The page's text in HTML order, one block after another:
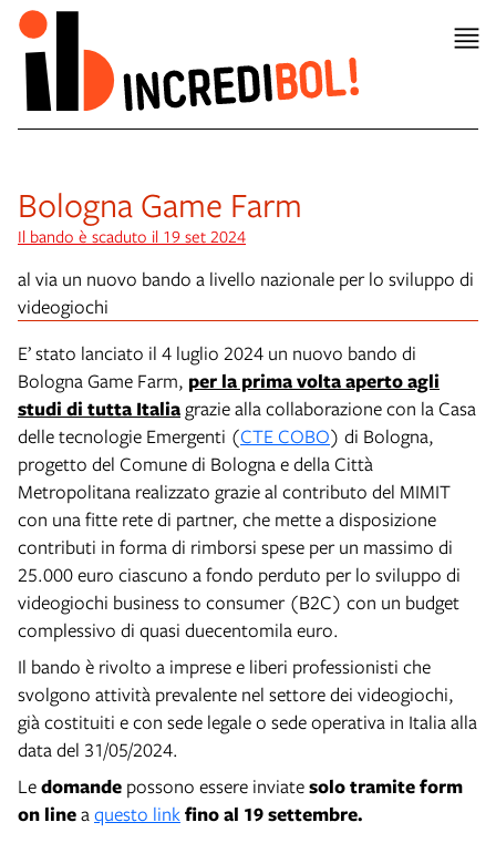
Bologna Game Farm
Il bando è scaduto il 19 set 2024
al via un nuovo bando a livello nazionale per lo sviluppo di
videogiochi
E’ stato lanciato il 4 luglio 2024 un nuovo bando di
Bologna Game Farm, per la prima volta aperto agli
studi di tutta Italiagrazie alla collaborazione con la Casa
delle tecnologie Emergenti (CTE COBO) di Bologna,
progetto del Comune di Bologna e della Città
Metropolitana realizzato grazie al contributo del MIMIT
con una fitte rete di partner, che mette a disposizione
contributi in forma di rimborsi spese per un massimo di
25.000 euro ciascuno a fondo perduto per lo sviluppo di
videogiochi business to consumer (B2C) con un budget
complessivo di quasi duecentomila euro.
Il bando è rivolto a imprese e liberi professionisti che
svolgono attività prevalente nel settore dei videogiochi,
già costituiti e con sede legale o sede operativa in Italia alla
data del 31/05/2024.
Ledomande possono essere inviatesolo tramite form
on lineaquesto linkfino al 19 settembre.